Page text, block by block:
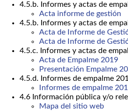
4.5.b. Informes y actas de
Acta informe de gestión
4.5.b. Informes y actas de
Acta de Informe de
Acta de Informe de
4.5.c. Informes y actas de
Acta de Empalme 2019
Presentación Empalme
4.5.d. Informes de empalme
Informes de empalme
4.6 Información pública y/o
Mapa del sitio web